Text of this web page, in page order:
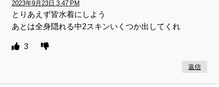
2023年9月23日 3:47 PM
とりあえず皆水着にしよう
あとは全身隠れる中2スキンいくつか出してくれ
3
返信